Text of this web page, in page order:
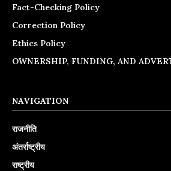
Fact-Checking Policy
Correction Policy
Ethics Policy
OWNERSHIP, FUNDING, AND
NAVIGATION
राजनीति
अंतर्राष्ट्रीय
राष्ट्रीय